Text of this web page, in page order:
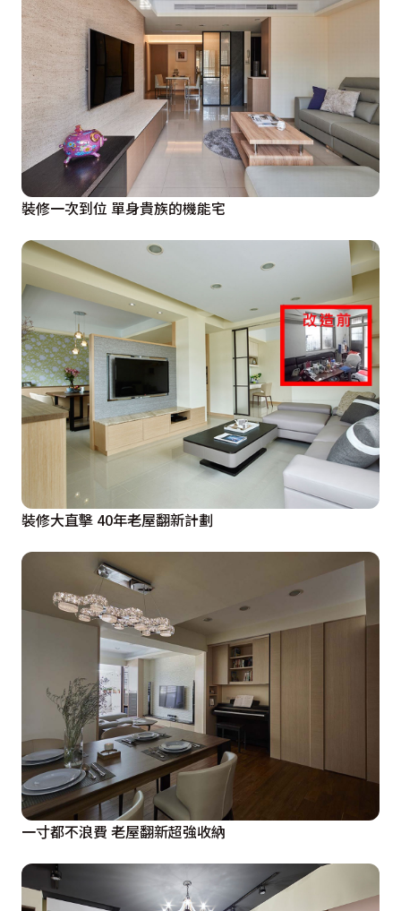
裝修一次到位 單身貴族的機能宅
裝修大直擊 40年老屋翻新計劃
一寸都不浪費 老屋翻新超強收納